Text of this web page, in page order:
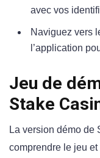
avec vos
Naviguez vers
l’application
Jeu de
Stake
La version démo de
comprendre le jeu et